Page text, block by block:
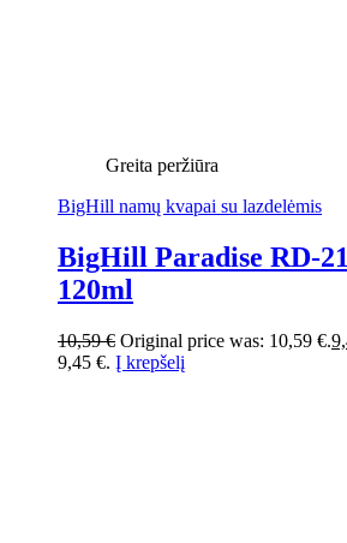
Greita peržiūra
BigHill namų kvapai su lazdelėmis
BigHill Paradise RD-
120ml
10,59€ Original price was: 10,59 €.
9,45 €. Į krepšelį